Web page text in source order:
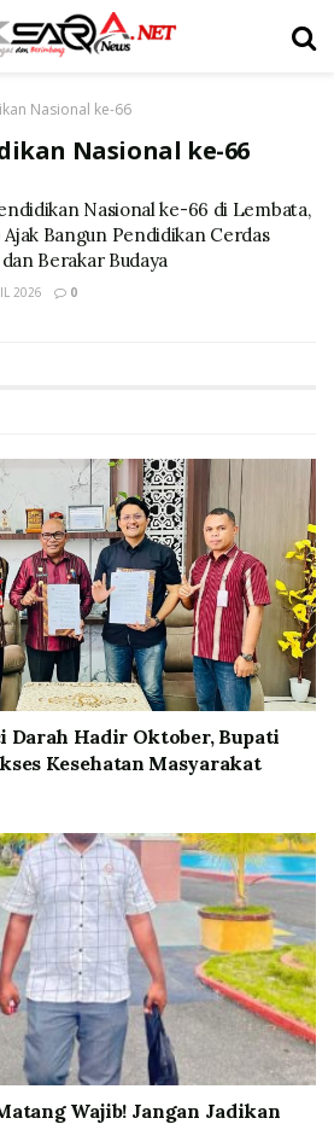
Nasional ke-66
Nasional ke-66
Nasional ke-66 di Lembata,
Ajak Bangun Pendidikan Cerdas
Berakar Budaya
2026 0
Darah Hadir Oktober, Bupati
Kesehatan Masyarakat
Wajib! Jangan Jadikan